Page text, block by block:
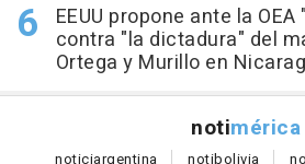
EEUU propone ante la
contra "la dictadura" del
Ortega y Murillo en
notimérica
noticiargentina notibolivia